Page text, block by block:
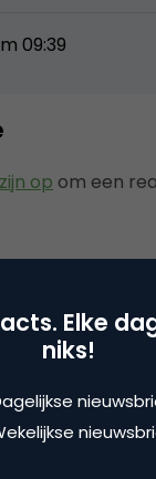
09:39
op om een
artikelen
Marketingfacts
Vita Kovalenko
Elke
niks!